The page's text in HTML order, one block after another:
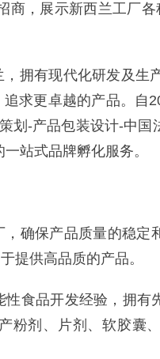
商，展示新西兰工厂
拥有现代化研发及生
求更卓越的产品。自
划-产品包装设计-中
站式品牌孵化服务。
确保产品质量的稳定
提供高品质的产品。
食品开发经验，拥有
粉剂、片剂、软胶囊